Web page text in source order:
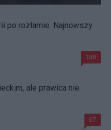
po rozłamie. Najnowszy
180
ale prawica nie.
67